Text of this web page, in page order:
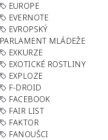
EUROPE
EVERNOTE
EVROPSKÝ
PARLAMENT MLÁDEŽE
EXKURZE
EXOTICKÉ ROSTLINY
EXPLOZE
F-DROID
FACEBOOK
FAIR LIST
FAKTOR
FANOUŠCI